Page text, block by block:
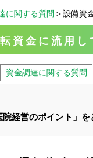
に関する質問 ＞設備資
資金に流用し
資金調達に関する質問
院経営のポイント」を